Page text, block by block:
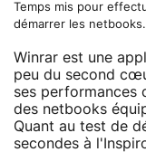
Temps mis pour
démarrer les
Winrar est une
peu du second
ses performances
des netbooks
Quant au test de
secondes à